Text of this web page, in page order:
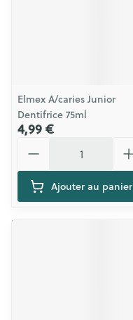
Elmex A/caries Junior
Dentifrice 75ml
4,99 €
Ajouter au panier